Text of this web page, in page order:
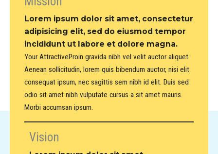
Lorem ipsum dolor sit amet, consectetur
adipisicing elit, sed do eiusmod tempor
incididunt ut labore et dolore magna.
Your AttractiveProin gravida nibh vel velit auctor aliquet.
Aenean sollicitudin, lorem quis bibendum auctor, nisi elit
consequat ipsum, nec sagittis sem nibh id elit. Duis sed
odio sit amet nibh vulputate cursus a sit amet mauris.
Morbi accumsan ipsum.
Vision